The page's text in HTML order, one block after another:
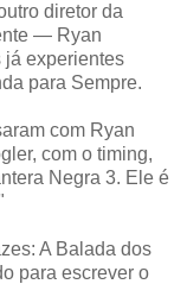
diretor da
— Ryan
já experientes
para Sempre.
com Ryan
com o timing,
Negra 3. Ele é
A Balada dos
para escrever o